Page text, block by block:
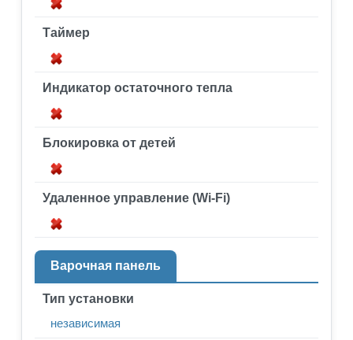
Таймер
Индикатор остаточного тепла
Блокировка от детей
Удаленное управление (Wi-Fi)
Варочная панель
Тип установки
независимая